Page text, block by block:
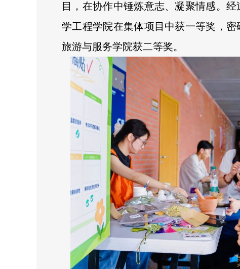
目，在协作中锤炼意志、凝聚情感。
学工程学院在集体项目中获一等奖，密
旅游与服务学院获二等奖。